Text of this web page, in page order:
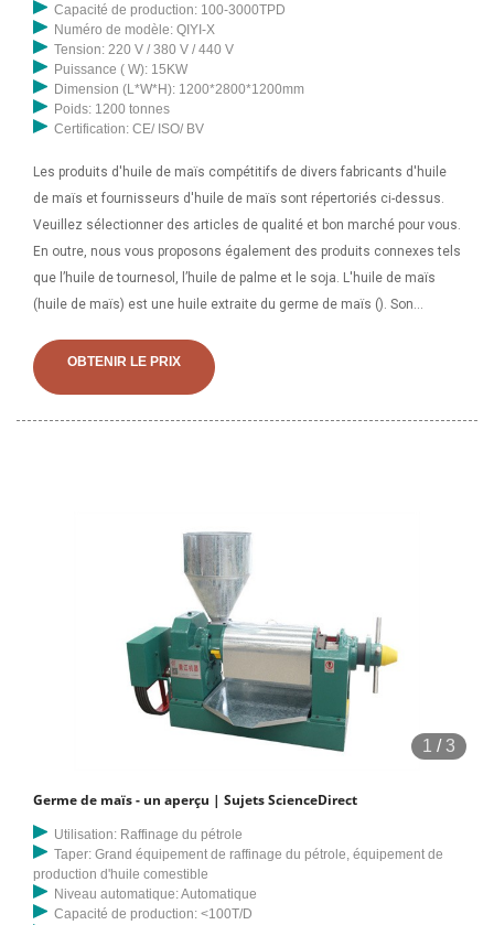
Capacité de production: 100-3000TPD
Numéro de modèle: QIYI-X
Tension: 220 V / 380 V / 440 V
Puissance ( W): 15KW
Dimension (L*W*H): 1200*2800*1200mm
Poids: 1200 tonnes
Certification: CE/ ISO/ BV
Les produits d'huile de maïs compétitifs de divers fabricants d'huile
de maïs et fournisseurs d'huile de maïs sont répertoriés ci-dessus.
Veuillez sélectionner des articles de qualité et bon marché pour vous.
En outre, nous vous proposons également des produits connexes tels
que l’huile de tournesol, l’huile de palme et le soja. L'huile de maïs
(huile de maïs) est une huile extraite du germe de maïs (). Son
de l'huile de maïs raffinée une huile de friture précieuse. C'est
également un ingrédient clé de certaines margarines. L'huile de maïs
OBTENIR LE PRIX
1 /3
Germe de maïs - un aperçu | Sujets ScienceDirect
Utilisation: Raffinage du pétrole
Taper: Grand équipement de raffinage du pétrole, équipement de
production d'huile comestible
Niveau automatique: Automatique
Capacité de production: <100T/D